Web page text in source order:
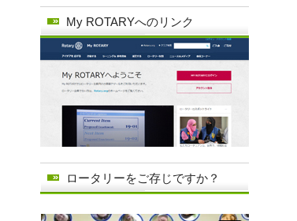
My ROTARYへのリンク
ロータリーをご存じですか？